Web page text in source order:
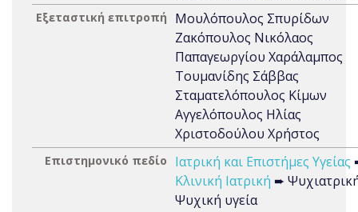
Εξεταστική επιτροπή
Μουλόπουλος Σπυρίδων
Ζακόπουλος Νικόλαος
Παπαγεωργίου Χαράλαμπος
Τουμανίδης Σάββας
Σταματελόπουλος Κίμων
Αγγελόπουλος Ηλίας
Χριστοδούλου Χρήστος
Επιστημονικό πεδίο Ιατρική και Επιστήμες Υγείας
Κλινική Ιατρική ➨
Ψυχική υγεία